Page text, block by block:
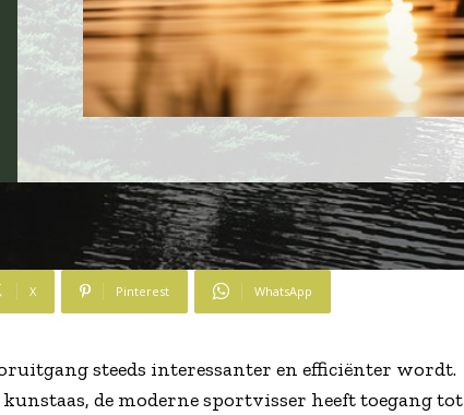
X Pinterest WhatsApp
steeds interessanter en efficiënter wordt.
de moderne sportvisser heeft toegang tot